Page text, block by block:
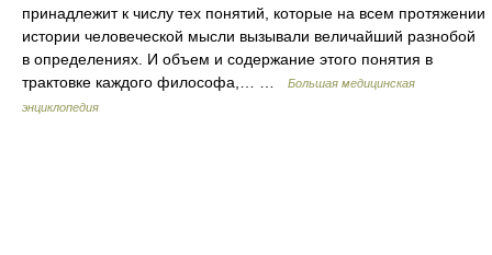
принадлежит к числу тех понятий, которые на всем протяжении
истории человеческой мысли вызывали величайший разнобой
в определениях. И объем и содержание этого понятия в
трактовке каждого философа,… …
Большая медицинская
энциклопедия